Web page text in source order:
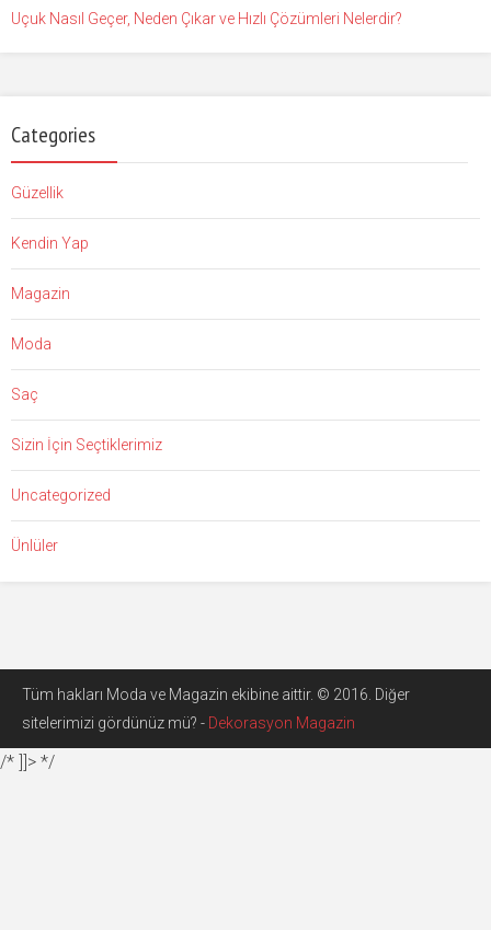
Uçuk Nasıl Geçer, Neden Çıkar ve Hızlı Çözümleri Nelerdir?
Categories
Güzellik
Kendin Yap
Magazin
Moda
Saç
Sizin İçin Seçtiklerimiz
Uncategorized
Ünlüler
Tüm hakları Moda ve Magazin ekibine aittir. © 2016. Diğer
sitelerimizi gördünüz mü? - Dekorasyon Magazin
/* ]]> */